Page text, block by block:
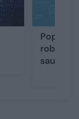
robotai